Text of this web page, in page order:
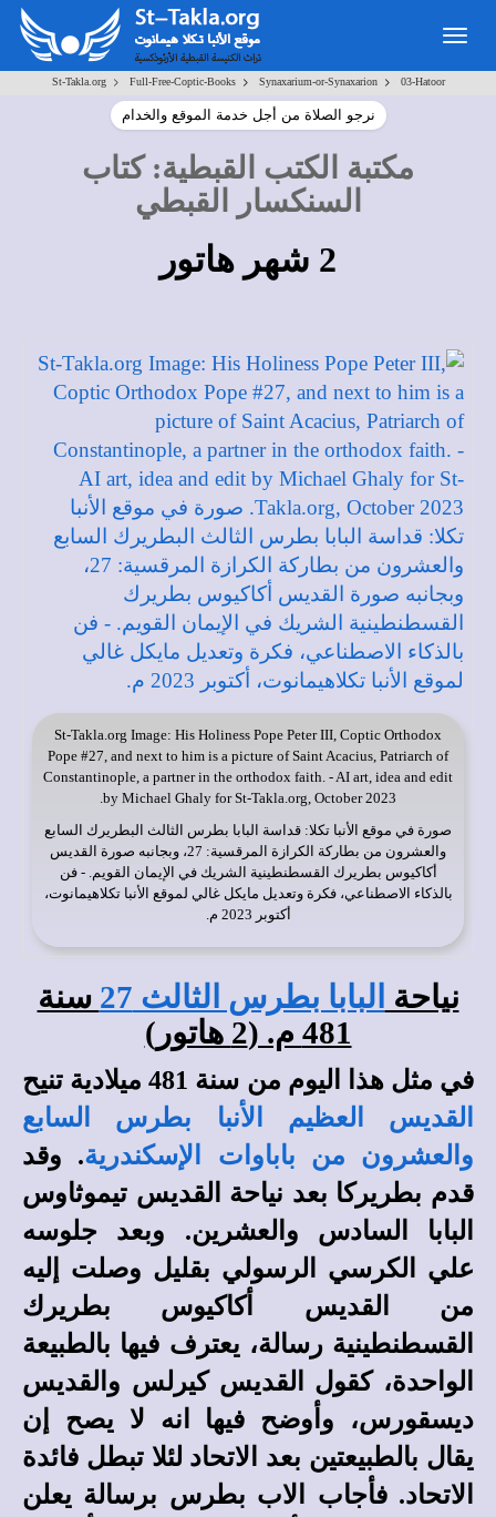
Toggle
navigation
St-Takla.org> Full-Free-Coptic-Books> Synaxarium-or-Synaxarion> 03-Hatoor
نرجو الصلاة من أجل خدمة الموقع والخدام
مكتبة الكتب القبطية:كتاب
السنكسار القبطي
2 شهر هاتور
St-Takla.org Image: His Holiness Pope Peter III, Coptic Orthodox
Pope #27, and next to him is a picture of Saint Acacius, Patriarch of
Constantinople, a partner in the orthodox faith. - AI art, idea and edit
by Michael Ghaly for St-Takla.org, October 2023.
صورة في موقع الأنبا تكلا: قداسة البابا بطرس الثالث البطريرك السابع
والعشرون من بطاركة الكرازة المرقسية: 27، وبجانبه صورة القديس
أكاكيوس بطريرك القسطنطينية الشريك في الإيمان القويم. - فن
بالذكاء الاصطناعي، فكرة وتعديل مايكل غالي لموقع الأنبا تكلاهيمانوت،
أكتوبر 2023 م.
نياحة البابا بطرس الثالث 27
سنة
481 م. (2 هاتور)
في مثل هذا اليوم من سنة 481 ميلادية تنيح
القديس العظيم الأنبا بطرس السابع
والعشرون من باباوات الإسكندرية. وقد
قدم بطريركا بعد نياحة القديس تيموثاوس
البابا السادس والعشرين. وبعد جلوسه
علي الكرسي الرسولي بقليل وصلت إليه
من القديس أكاكيوس بطريرك
القسطنطينية رسالة، يعترف فيها بالطبيعة
الواحدة، كقول القديس كيرلس والقديس
ديسقورس، وأوضح فيها انه لا يصح إن
يقال بالطبيعتين بعد الاتحاد لئلا تبطل فائدة
الاتحاد. فأجاب الاب بطرس برسالة يعلن